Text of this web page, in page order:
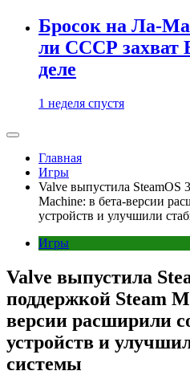
Бросок на Ла-
ли СССР захват
деле
1 неделя спустя
Главная
Игры
Valve выпустила SteamOS
Machine: в бета-версии
устройств и улучшили
Игры
Valve выпустила
поддержкой Steam
версии расширили
устройств и
системы